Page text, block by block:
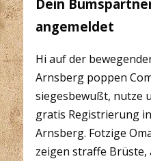
Dein
angemeldet
Hi auf der
Arnsberg poppen
siegesbewußt, nutze
gratis Registrierung
Arnsberg. Fotzige
zeigen straffe